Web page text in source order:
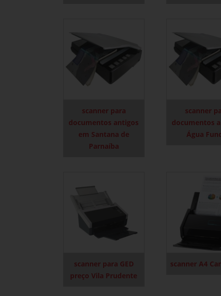
scanner para
documentos antigos
em Santana de
Parnaíba
scanner
documentos
Água
scanner para GED
preço Vila Prudente
scanner A4